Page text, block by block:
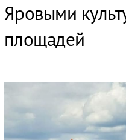
Яровыми
площадей